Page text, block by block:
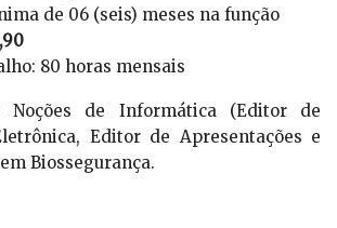
de 06 (seis) meses na função
80 horas mensais
Noções de Informática (Editor de
Editor de Apresentações e
Biossegurança.